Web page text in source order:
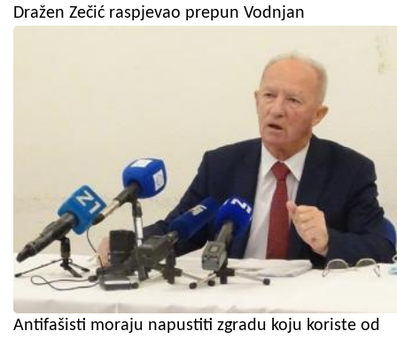
Dražen Zečić raspjevao prepun Vodnjan
Antifašisti moraju napustiti zgradu koju koriste od